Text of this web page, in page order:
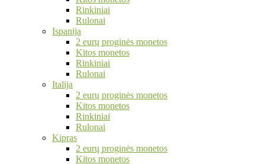
Rinkiniai
Rulonai
Ispanija
2 eurų proginės monetos
Kitos monetos
Rinkiniai
Rulonai
Italija
2 eurų proginės monetos
Kitos monetos
Rinkiniai
Rulonai
Kipras
2 eurų proginės monetos
Kitos monetos